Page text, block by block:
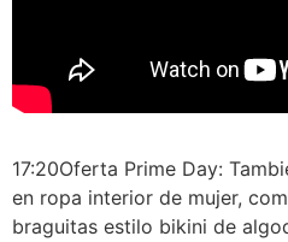
17:20Oferta Prime Day:
en ropa interior de mujer,
braguitas estilo bikini de